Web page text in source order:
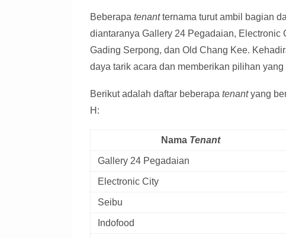
Beberapa tenantternama turut ambil bagian
diantaranya Gallery 24 Pegadaian, Electronic
Gading Serpong, dan Old Chang Kee.
daya tarik acara dan memberikan pilihan
Berikut adalah daftar beberapa tenantyang
H:
Nama Tenant
Gallery 24 Pegadaian
Electronic City
Seibu
Indofood